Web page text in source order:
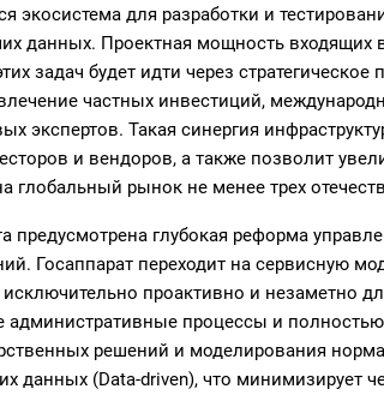
экосистема для разработки и
данных. Проектная мощность входящих
задач будет идти через стратегическое
частных инвестиций,
экспертов. Такая синергия
и вендоров, а также позволит
глобальный рынок не менее трех
предусмотрена глубокая реформа
Госаппарат переходит на сервисную
проактивно и незаметно
административные процессы и
решений и моделирования
данных (Data-driven), что минимизирует